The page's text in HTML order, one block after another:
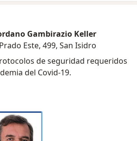
Gambirazio Keller
Este, 499, San Isidro
de seguridad requeridos
del Covid-19.